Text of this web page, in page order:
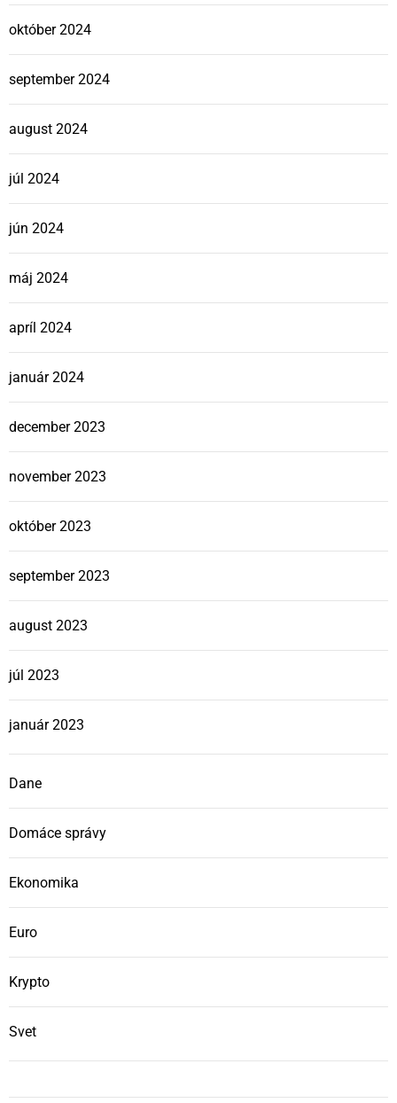
október 2024
september 2024
august 2024
júl 2024
jún 2024
máj 2024
apríl 2024
január 2024
december 2023
november 2023
október 2023
september 2023
august 2023
júl 2023
január 2023
Dane
Domáce správy
Ekonomika
Euro
Krypto
Svet